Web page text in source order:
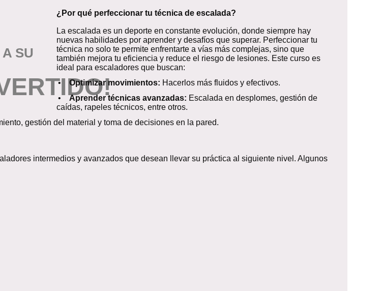
SU
!
¿Por qué perfeccionar tu técnica de escalada?
La escalada es un deporte en constante evolución, donde siempre hay
nuevas habilidades por aprender y desafíos que superar. Perfeccionar tu
técnica no solo te permite enfrentarte a vías más complejas, sino que
también mejora tu eficiencia y reduce el riesgo de lesiones. Este curso es
ideal para escaladores que buscan:
•Optimizar movimientos: Hacerlos más fluidos y efectivos.
•Aprender técnicas avanzadas: Escalada en desplomes, gestión de
caídas, rapeles técnicos, entre otros.
gestión del material y toma de decisiones en la pared.
intermedios y avanzados que desean llevar su práctica al siguiente nivel. Algunos